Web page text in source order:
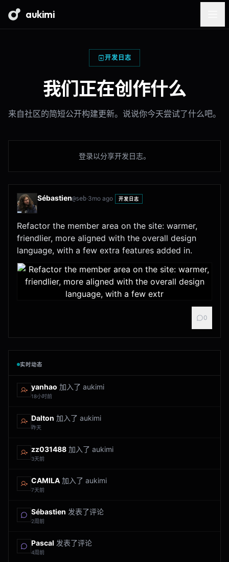
aukimi
开发日志
我们正在创作什么
来自社区的简短公开构建更新。说说你今天尝试了什么吧。
登录以分享开发日志。
Sébastien@seb·3mo ago 开发日志
Refactor the member area on the site: warmer,
friendlier, more aligned with the overall design
language, with a few extra features added in.
0
实时动态
yanhao 加入了 aukimi
18小时前
Dalton 加入了 aukimi
昨天
zz031488 加入了 aukimi
3天前
CAMILA 加入了 aukimi
7天前
Sébastien 发表了评论
2周前
Pascal 发表了评论
4周前